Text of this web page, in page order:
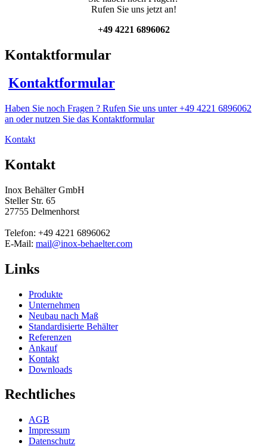
Rufen Sie uns jetzt an!
+49 4221 6896062
Kontaktformular
Kontaktformular
Haben Sie noch Fragen ? Rufen Sie uns unter +49 4221 6896062
an oder nutzen Sie das Kontaktformular
Kontakt
Kontakt
Inox Behälter GmbH
Steller Str. 65
27755 Delmenhorst
Telefon: +49 4221 6896062
E-Mail: mail@inox-behaelter.com
Links
Produkte
Unternehmen
Neubau nach Maß
Standardisierte Behälter
Referenzen
Ankauf
Kontakt
Downloads
Rechtliches
AGB
Impressum
Datenschutz